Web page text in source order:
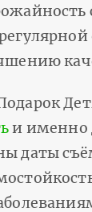
и именно
даты